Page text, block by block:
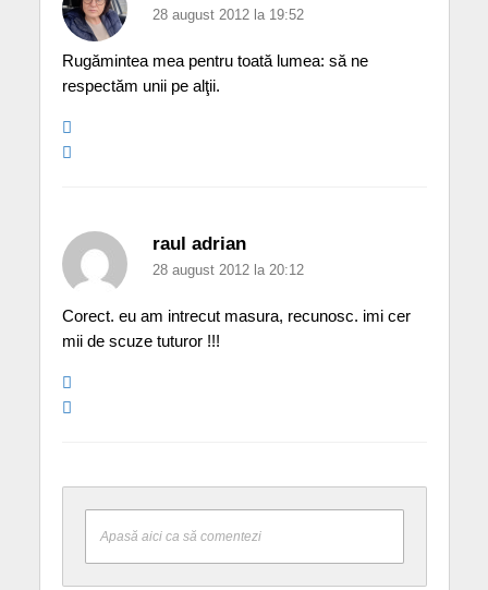
28 august 2012 la 19:52
Rugămintea mea pentru toată lumea: să ne
respectăm unii pe alţii.
raul adrian
28 august 2012 la 20:12
Corect. eu am intrecut masura, recunosc. imi cer
mii de scuze tuturor !!!
Apasă aici ca să comentezi